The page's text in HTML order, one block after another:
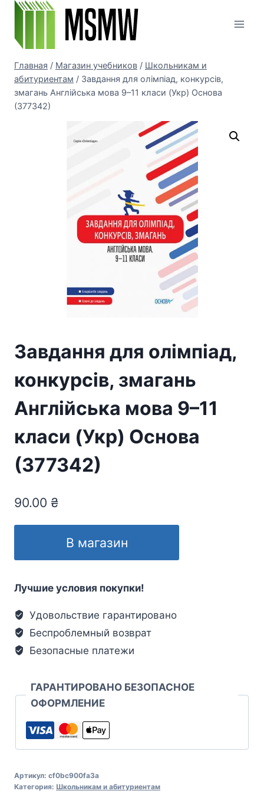
Перейти
содержимому
Главная / Магазин учебников / Школьникам и
абитуриентам / Завдання для олімпіад, конкурсів,
змагань Англійська мова 9–11 класи (Укр) Основа
(377342)
Завдання для олімпіад,
конкурсів, змагань
Англійська мова 9–11
класи (Укр) Основа
(377342)
90.00 ₴
В магазин
Лучшие условия покупки!
Удовольствие гарантировано
Беспроблемный возврат
Безопасные платежи
ГАРАНТИРОВАНО БЕЗОПАСНОЕ
ОФОРМЛЕНИЕ
Артикул: cf0bc900fa3a
Категория: Школьникам и абитуриентам